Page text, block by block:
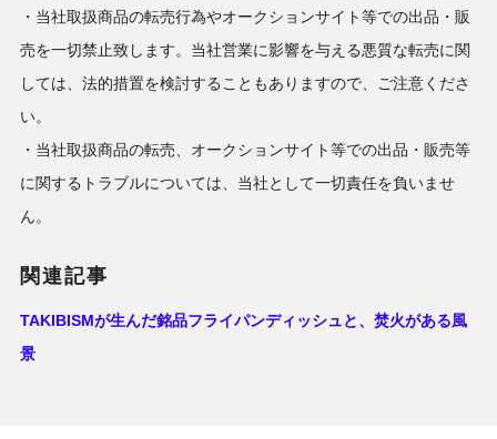
・当社取扱商品の転売行為やオークションサイト等での出品・販
売を一切禁止致します。当社営業に影響を与える悪質な転売に関
しては、法的措置を検討することもありますので、ご注意くださ
い。
・当社取扱商品の転売、オークションサイト等での出品・販売等
に関するトラブルについては、当社として一切責任を負いませ
ん。
関連記事
TAKIBISMが生んだ銘品フライパンディッシュと、焚火がある風
景